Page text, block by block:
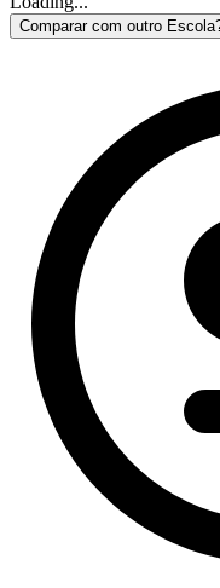
Comparar com outro